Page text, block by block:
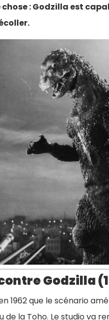
: Godzilla est
Godzilla
1962 que le scénario
de la Toho. Le studio va